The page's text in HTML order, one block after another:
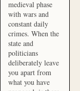
medieval phase
with wars and
constant daily
crimes. When the
state and
politicians
deliberately leave
you apart from
what you have